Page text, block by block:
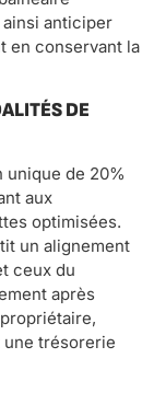
anticiper
en conservant la
DE
unique de 20%
aux
optimisées.
un alignement
ceux du
après
trésorerie